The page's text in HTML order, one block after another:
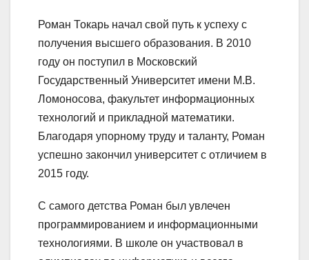
Роман Токарь начал свой путь к успеху с
получения высшего образования. В 2010
году он поступил в Московский
Государственный Университет имени М.В.
Ломоносова, факультет информационных
технологий и прикладной математики.
Благодаря упорному труду и таланту, Роман
успешно закончил университет с отличием в
2015 году.
С самого детства Роман был увлечен
программированием и информационными
технологиями. В школе он участвовал в